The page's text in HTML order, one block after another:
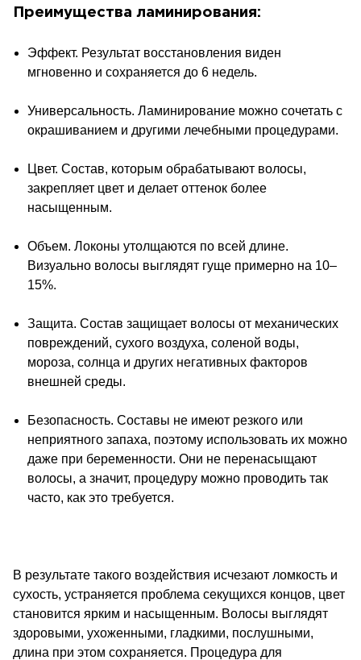
Преимущества ламинирования:
Эффект. Результат восстановления виден
мгновенно и сохраняется до 6 недель.
Универсальность. Ламинирование можно сочетать с
окрашиванием и другими лечебными процедурами.
Цвет. Состав, которым обрабатывают волосы,
закрепляет цвет и делает оттенок более
насыщенным.
Объем. Локоны утолщаются по всей длине.
Визуально волосы выглядят гуще примерно на 10–
15%.
Защита. Состав защищает волосы от механических
повреждений, сухого воздуха, соленой воды,
мороза, солнца и других негативных факторов
внешней среды.
Безопасность. Составы не имеют резкого или
неприятного запаха, поэтому использовать их можно
даже при беременности. Они не перенасыщают
волосы, а значит, процедуру можно проводить так
часто, как это требуется.
В результате такого воздействия исчезают ломкость и
сухость, устраняется проблема секущихся концов, цвет
становится ярким и насыщенным. Волосы выглядят
здоровыми, ухоженными, гладкими, послушными,
длина при этом сохраняется. Процедура для